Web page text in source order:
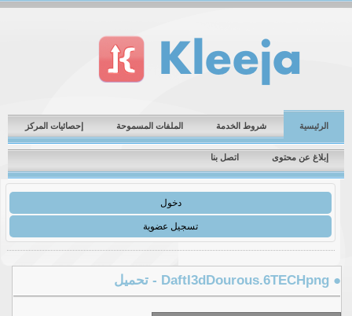
الرئيسية شروط الخدمة الملفات المسموحة إحصائيات المركز
إبلاغ عن محتوى اتصل بنا
دخول
تسجيل عضوية